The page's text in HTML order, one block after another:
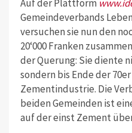
Auf der Plattform
Gemeindeverbands
versuchen sie nun den
20‘000 Franken
der Querung: Sie diente
sondern bis Ende der
Zementindustrie. Die
beiden Gemeinden ist
auf der einst Zement